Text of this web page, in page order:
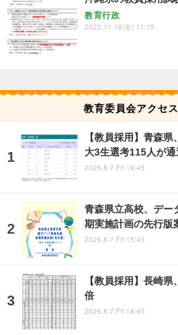
教育行政
2022.11.18(金) 11:15
教育委員会アクセ
【教員採用】青森
大3生選考115人が通
2026.8.7 Fri 16:45
青森県立高校、デ
期実施計画の先行版
2026.8.7 Fri 15:45
【教員採用】長崎
倍
2026.8.7 Fri 18:45